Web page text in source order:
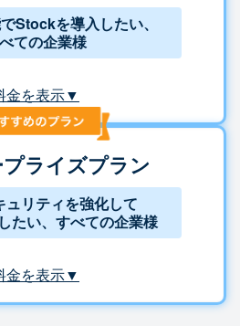
Stockを導入したい、
ての企業様
金を表示▼
ライズプラン
ュリティを強化して
たい、すべての企業様
金を表示▼